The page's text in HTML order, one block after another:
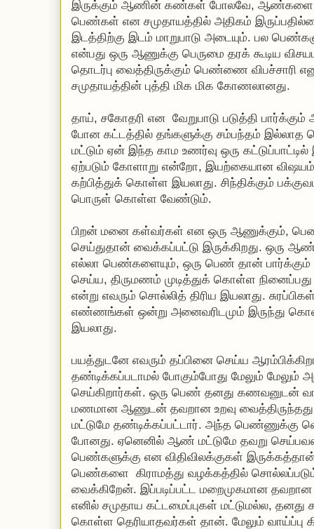
இருக்கும் ஆணின் கண்கள் போலவே, ஆண்களை
பெண்கள் என சமுதாயத்தில் அதிகம்
இடத்திற்கு இடம் மாறுபாடு அடையும். பல
என்பது ஒரு ஆணுக்கு பெருமை தரக் கூடிய
தொடர்பு வைத்திருக்கும் பெண்ணை விபச்சாரி
சமுதாயத்தின் புத்தி மிக மிக கோணலானது.
தாய், சகோதரி என வேறுபாடு படுத்தி பார்க்கும்
போன கட்டத்தில் தங்களுக்கு சம்பந்தம் இல்லாத
மட்டும் ஏன் இந்த காம உணர்வு ஒரு
ஏற்படும் கோளாறு என்றோ, இயற்கையான
கற்பித்துக் கொள்ள இயலாது. சிந்திக்கும்
பொருள் கொள்ள வேண்டும்.
பிறன் மனை கள்வர்கள் என ஒரு ஆணுக்கும்,
செய்துதான் வைக்கப்பட்டு இருக்கிறது. ஒரு
எல்லா பெண்களையும், ஒரு பெண் தான்
செய்ய, திருமணம் முடித்துக் கொள்ள நினைப்பது
என்று எவரும் சொல்லித் திரிய இயலாது.
எண்ணங்கள் ஒன்று அனைவரிடமும் இருந்து
இயலாது.
பயத்துடனே எவரும் தப்பினை செய்ய
தண்டிக்கப்படாமல் போகும்போது மேலும் மேலும்
செய்கிறார்கள். ஒரு பெண் தனது கணவனுடன்
மணமான ஆணுடன் தவறான உறவு
மட்டுமே தண்டிக்கப்பட்டார். அந்த பெண்ணுக்கு
போனது. ஏனெனில் ஆண் மட்டுமே தவறு
பெண்களுக்கு என விதிவிலக்குகள்
பெண்களை கிராமத்து வழக்கத்தில்
வைக்கிறேன். இப்படிப்பட்ட மறைமுகமான
எனில் சமுதாய கட்டமைப்புகள் மட்டுமல்ல, தனது
கொள்ள தெரியாதவர்கள் தான். மேலும் வாய்ப்பு